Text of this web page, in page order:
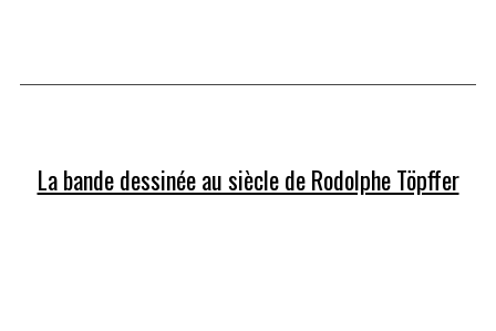
La bande dessinée au siècle de Rodolphe Töpffer